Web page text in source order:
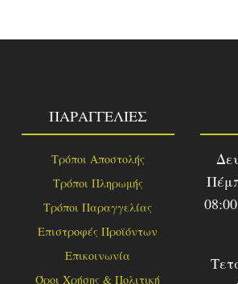
ΠΑΡΑΓΓΕΛΙΕΣ
Τρόποι Αποστολής
Τρόποι Πληρωμής
Τρόποι Παραγγελίας
Επιστροφές Προϊόντων
Επικοινωνία
Όροι Χρήσης & Πολιτική